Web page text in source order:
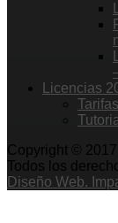
Licencias
Copyright ©
Todos los
Diseño Web.